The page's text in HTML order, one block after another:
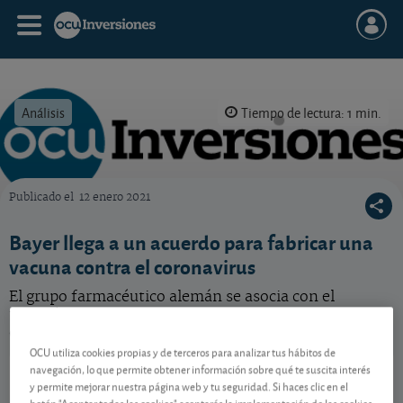
Análisis Tiempo de lectura: 1 min.
Publicado el 12 enero 2021
Bayer llega a un acuerdo para fabricar una
vacuna contra el coronavirus
El grupo farmacéutico alemán se asocia con el
Bayer
DE000BAY0017
50,40 EUR
OCU utiliza cookies propias y de terceros para analizar tus hábitos de
navegación, lo que permite obtener información sobre qué te suscita interés
y permite mejorar nuestra página web y tu seguridad. Si haces clic en el